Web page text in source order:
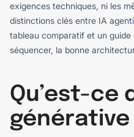
exigences techniques, ni les
distinctions clés entre IA
tableau comparatif et un guide
séquencer, la bonne
Qu’est-ce
générative